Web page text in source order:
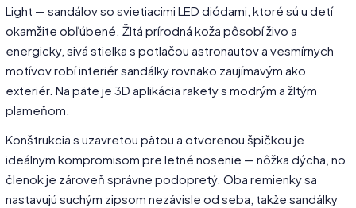
Light — sandálov so svietiacimi LED diódami, ktoré sú u detí
okamžite obľúbené. Žltá prírodná koža pôsobí živo a
energicky, sivá stielka s potlačou astronautov a vesmírnych
motívov robí interiér sandálky rovnako zaujímavým ako
exteriér. Na päte je 3D aplikácia rakety s modrým a žltým
plameňom.
Konštrukcia s uzavretou pätou a otvorenou špičkou je
ideálnym kompromisom pre letné nosenie — nôžka dýcha, no
členok je zároveň správne podopretý. Oba remienky sa
nastavujú suchým zipsom nezávisle od seba, takže sandálky